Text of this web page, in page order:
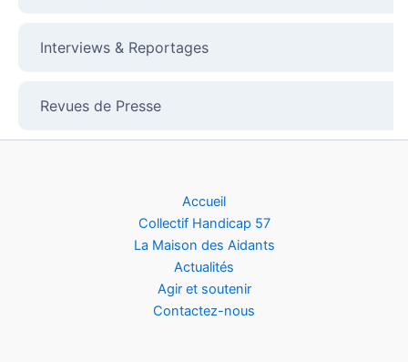
Interviews & Reportages
Revues de Presse
Accueil
Collectif Handicap 57
La Maison des Aidants
Actualités
Agir et soutenir
Contactez-nous